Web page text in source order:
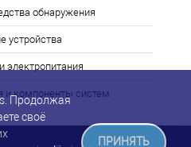
обнаружения
устройства
электропитания
и компоненты систем
Продолжая
своё
ПРИНЯТЬ